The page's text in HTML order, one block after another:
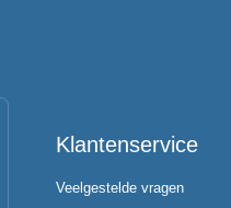
Klantenservice
Veelgestelde vragen